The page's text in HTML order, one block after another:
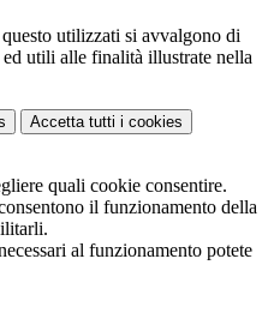
utilizzati si avvalgono di
utili alle finalità illustrate nella
Accetta tutti i cookies
quali cookie consentire.
il funzionamento della
al funzionamento potete